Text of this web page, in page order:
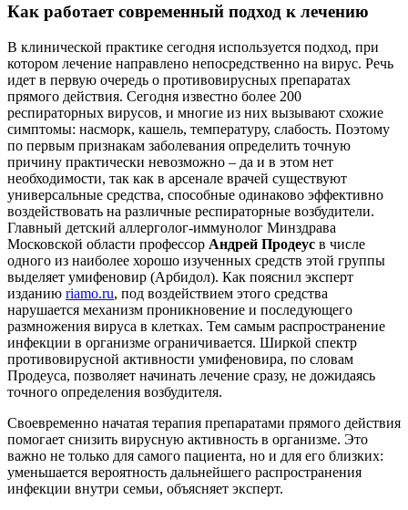
Как работает современный подход к лечению
В клинической практике сегодня используется подход, при
котором лечение направлено непосредственно на вирус. Речь
идет в первую очередь о противовирусных препаратах
прямого действия. Сегодня известно более 200
респираторных вирусов, и многие из них вызывают схожие
симптомы: насморк, кашель, температуру, слабость. Поэтому
по первым признакам заболевания определить точную
причину практически невозможно – да и в этом нет
необходимости, так как в арсенале врачей существуют
универсальные средства, способные одинаково эффективно
воздействовать на различные респираторные возбудители.
Главный детский аллерголог-иммунолог Минздрава
Московской области профессор Андрей Продеус в числе
одного из наиболее хорошо изученных средств этой группы
выделяет умифеновир (Арбидол). Как пояснил эксперт
изданию riamo.ru, под воздействием этого средства
нарушается механизм проникновение и последующего
размножения вируса в клетках. Тем самым распространение
инфекции в организме ограничивается. Ширкой спектр
противовирусной активности умифеновира, по словам
Продеуса, позволяет начинать лечение сразу, не дожидаясь
точного определения возбудителя.
Своевременно начатая терапия препаратами прямого действия
помогает снизить вирусную активность в организме. Это
важно не только для самого пациента, но и для его близких:
уменьшается вероятность дальнейшего распространения
инфекции внутри семьи, объясняет эксперт.